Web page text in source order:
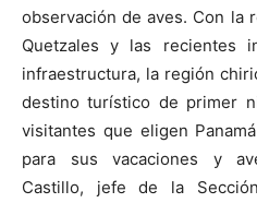
observación de aves. Con la
Quetzales y las recientes
infraestructura, la región
destino turístico de primer
visitantes que eligen
para sus vacaciones y
Castillo, jefe de la